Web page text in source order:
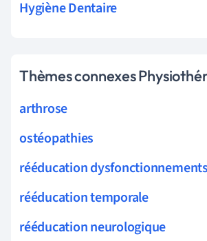
Hygiène Dentaire
Thèmes connexes
arthrose
ostéopathies
rééducation
rééducation temporale
rééducation neurologique